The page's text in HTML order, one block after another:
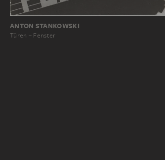
ANTON STANKOWSKI
Türen – Fenster